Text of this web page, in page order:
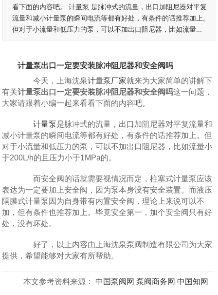
看下面的内容吧。 计量泵 是脉冲式的流量，出口加阻尼器对平复
流量和减小计量泵的瞬间电流等都有好处，有条件的话推荐加上。
但对于小流量和低压力的泵，可以不加出口阻尼器，比如流量...
计量泵出口一定要安装脉冲阻尼器和安全阀吗
今天，上海沈泉计量泵厂家就来为大家简单的讲解下
有关计量泵出口一定要安装脉冲阻尼器和安全阀吗这一问题，
大家请跟着小编一起来看看下面的内容吧。
计量泵是脉冲式的流量，出口加阻尼器对平复流量和
减小计量泵的瞬间电流等都有好处，有条件的话推荐加上。但
对于小流量和低压力的泵，可以不加出口阻尼器，比如流量小
于200L/h的且压力小于1MPa的。
而安全阀的话就需要视情况而定，柱塞式计量泵应该
表达为一定要加上安全阀，因为泵本身没有安全装置。而液压
隔膜式计量泵因为自身带有内置安全阀，理论上来说可以不
加，但有条件也推荐加上。毕竟安全第一，加个安全阀只有好
处，没有坏处。
好了，以上内容由上海沈泉泵阀制造有限公司为大家
提供，希望能够对大家有所帮助。
本文参考资料来源： 中国泵阀网 泵阀商务网 中国知网